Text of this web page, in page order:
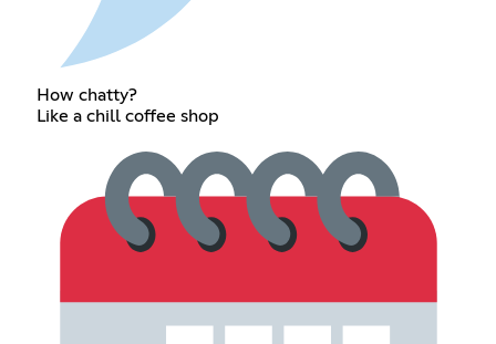
How chatty?
Like a chill coffee shop